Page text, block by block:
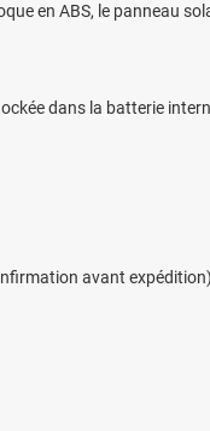
en ABS, le panneau
dans la batterie
avant expédition)